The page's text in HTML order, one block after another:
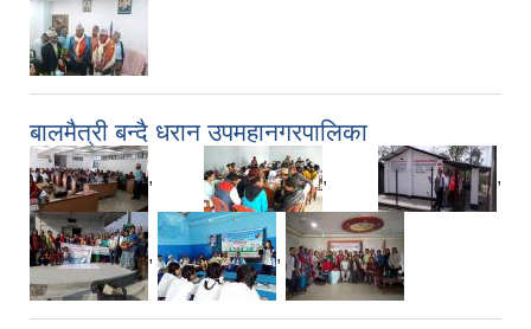
बालमैत्री बन्दै धरान उपमहानगरपालिका
, , ,
, ,